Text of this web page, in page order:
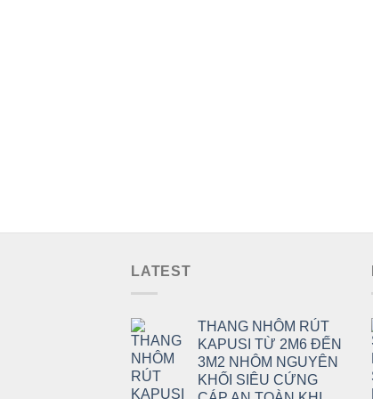
LATEST
THANG NHÔM RÚT
KAPUSI TỪ 2M6 ĐẾN
3M2 NHÔM NGUYÊN
KHỐI SIÊU CỨNG